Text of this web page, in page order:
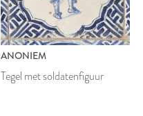
ANONIEM
Tegel met soldatenfiguur